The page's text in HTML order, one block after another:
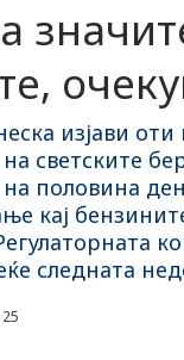
изјави
светските
половина
кај
следната